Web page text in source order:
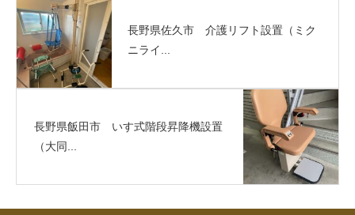
長野県佐久市 介護リフト設置（ミク
ニライ...
長野県飯田市 いす式階段昇降機設置
（大同...